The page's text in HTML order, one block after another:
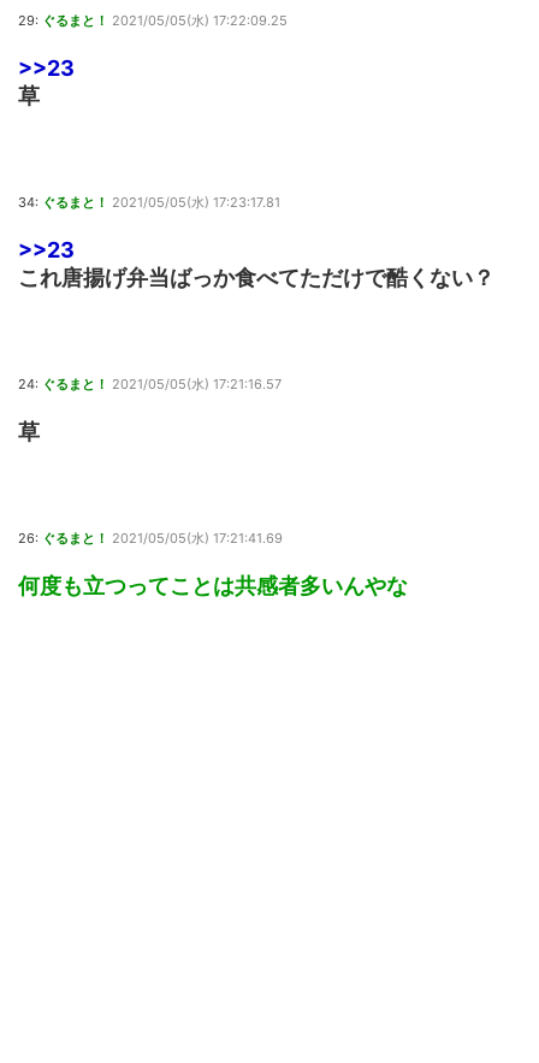
29: ぐるまと！ 2021/05/05(水) 17:22:09.25
>>23
草
34: ぐるまと！ 2021/05/05(水) 17:23:17.81
>>23
これ唐揚げ弁当ばっか食べてただけで酷くない？
24: ぐるまと！ 2021/05/05(水) 17:21:16.57
草
26: ぐるまと！ 2021/05/05(水) 17:21:41.69
何度も立つってことは共感者多いんやな